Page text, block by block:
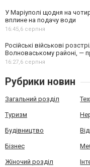
У Маріуполі щодня на
вплине на подачу води
16:45,6 серпня
Російські військові
Волноваському районі, —
16:27,6 серпня
Рубрики новин
Загальний розділ
Туризм
Будівництво
Бізнес
Жіночий розділ